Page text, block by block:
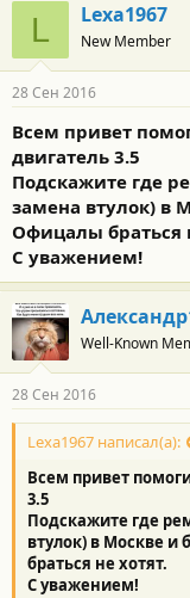
L Lexa1967
New Member
28 Сен 2016
Всем привет
двигатель 3.5
Подскажите где
замена втулок) в
Офицалы браться
С уважением!
Well-Known
28 Сен 2016
Lexa1967 написал(а):
Всем привет
3.5
Подскажите где
втулок) в Москве
браться не хотят.
С уважением!